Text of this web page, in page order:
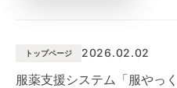
トップページ 2026.02.02
服薬支援システム「服やっ